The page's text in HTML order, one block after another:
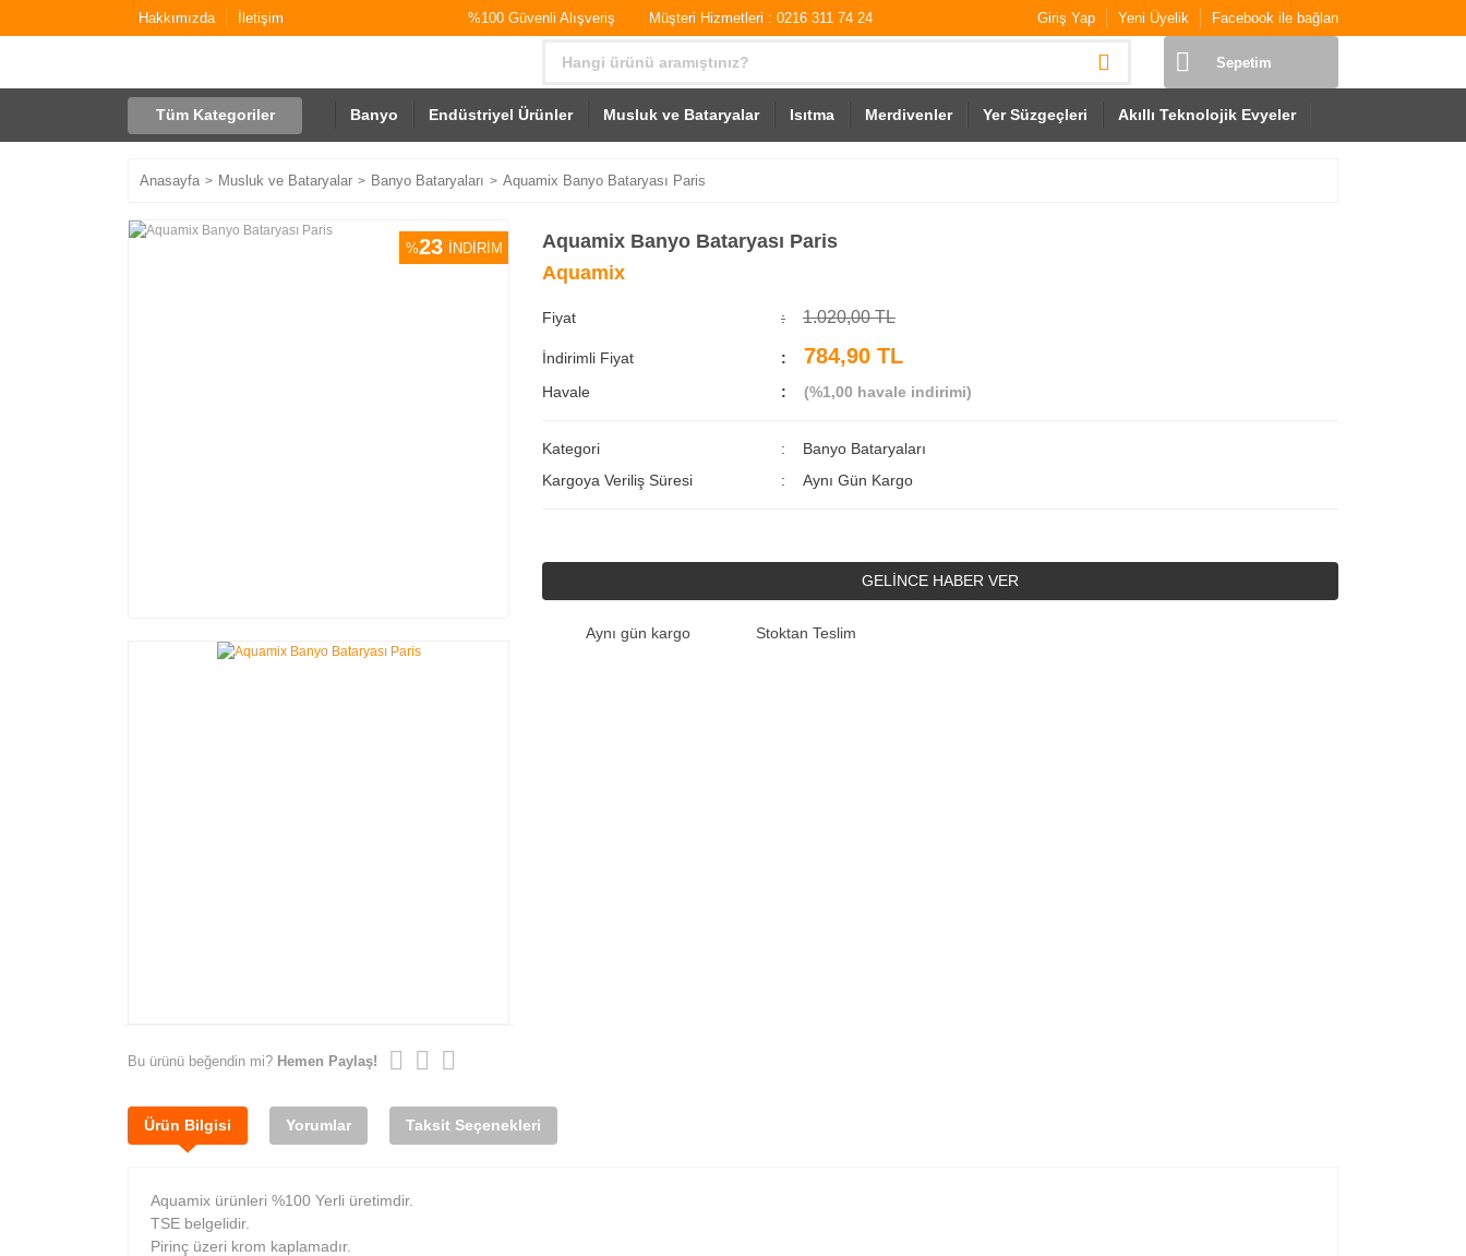
Hakkımızda İletişim %100 Güvenli Alışveriş Müşteri Hizmetleri : 0216 311 74 24 Giriş Yap Yeni Üyelik Facebook ile bağlan
Sepetim
Tüm Kategoriler Banyo Endüstriyel Ürünler Musluk ve Bataryalar Isıtma Merdivenler Yer Süzgeçleri Akıllı Teknolojik Evyeler
Anasayfa Musluk ve Bataryalar Banyo Bataryaları Aquamix Banyo Bataryası Paris
%23 İNDİRİM
Bu ürünü beğendin mi? Hemen Paylaş!
Aquamix Banyo Bataryası Paris
Aquamix
Fiyat 1.020,00 TL
İndirimli Fiyat 784,90 TL
Havale (%1,00 havale indirimi)
Kategori
Banyo Bataryaları
Kargoya Veriliş Süresi
Aynı Gün Kargo
GELİNCE HABER VER
Aynı gün kargo Stoktan Teslim
Ürün Bilgisi Yorumlar Taksit Seçenekleri
Aquamix ürünleri %100 Yerli üretimdir.
TSE belgelidir.
Pirinç üzeri krom kaplamadır.